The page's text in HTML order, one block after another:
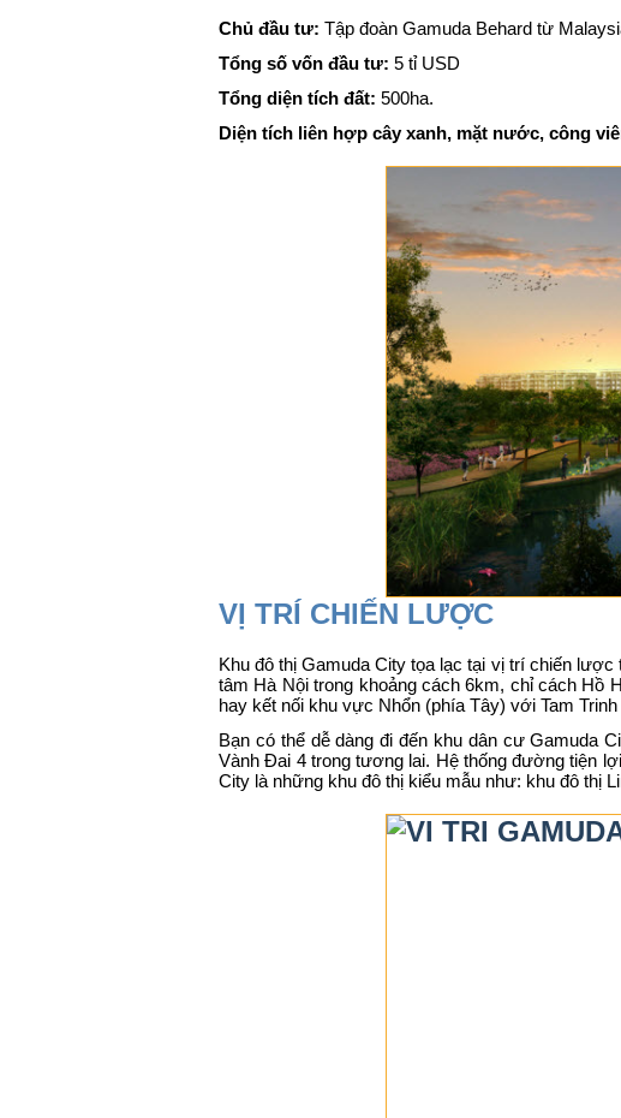
Chủ đầu tư: Tập đoàn Gamuda Behard từ
Tổng số vốn đầu tư: 5 tỉ USD
Tổng diện tích đất: 500ha.
Diện tích liên hợp cây xanh, mặt nước, công
VỊ TRÍ CHIẾN LƯỢC
Khu đô thị Gamuda City tọa lạc tại vị trí chiến
tâm Hà Nội trong khoảng cách 6km, chỉ cách Hồ
hay kết nối khu vực Nhổn (phía Tây) với Tam
Bạn có thể dễ dàng đi đến khu dân cư Gamuda
Vành Đai 4 trong tương lai. Hệ thống đường tiện
City là những khu đô thị kiểu mẫu như: khu đô thị